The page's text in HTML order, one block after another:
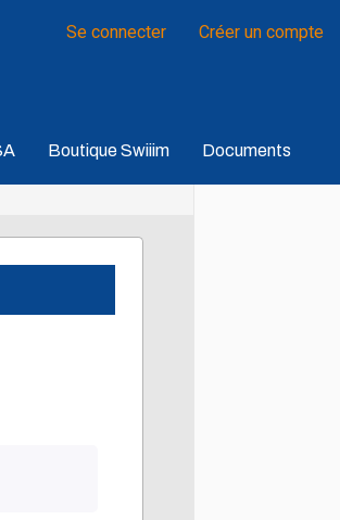
Se connecter Créer un compte
Boutique Swiiim Documents